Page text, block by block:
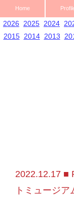
2026 2025 2024
2015 2014 2013
Home
2022.12.17 ■
トミュージ